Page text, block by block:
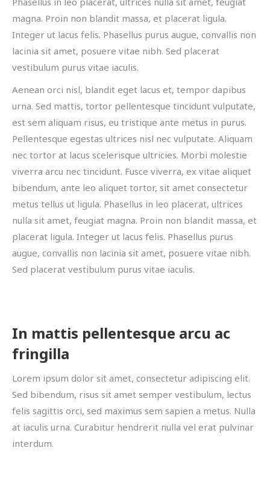
magna. Proin non blandit massa, et placerat ligula.
Integer ut lacus felis. Phasellus purus augue, convallis non
lacinia sit amet, posuere vitae nibh. Sed placerat
vestibulum purus vitae iaculis.
Aenean orci nisl, blandit eget lacus et, tempor dapibus
urna. Sed mattis, tortor pellentesque tincidunt vulputate,
est sem aliquam risus, eu tristique ante metus in purus.
Pellentesque egestas ultrices nisl nec vulputate. Aliquam
nec tortor at lacus scelerisque ultricies. Morbi molestie
viverra arcu nec tincidunt. Fusce viverra, ex vitae aliquet
bibendum, ante leo aliquet tortor, sit amet consectetur
metus tellus ut ligula. Phasellus in leo placerat, ultrices
nulla sit amet, feugiat magna. Proin non blandit massa, et
placerat ligula. Integer ut lacus felis. Phasellus purus
augue, convallis non lacinia sit amet, posuere vitae nibh.
Sed placerat vestibulum purus vitae iaculis.
In mattis pellentesque arcu ac
fringilla
Lorem ipsum dolor sit amet, consectetur adipiscing elit.
Sed bibendum, risus sit amet semper vestibulum, lectus
felis sagittis orci, sed maximus sem sapien a metus. Nulla
at iaculis urna. Curabitur hendrerit nulla vel erat pulvinar
interdum.